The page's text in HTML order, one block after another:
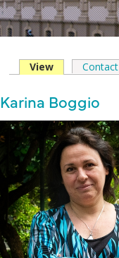
Solapas
principales
View (solapaContact
Nombre
y
Apellido:
Karina Boggio
Fotografía: